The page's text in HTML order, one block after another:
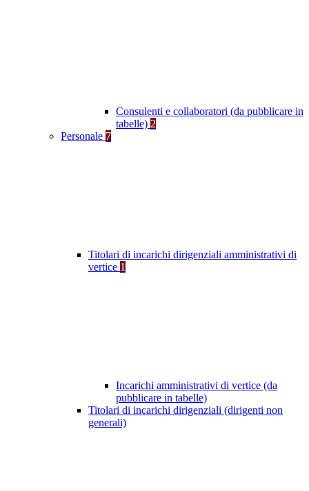
Consulenti e collaboratori (da pubblicare in
tabelle) 2
Personale 7
Titolari di incarichi dirigenziali amministrativi di
vertice 1
Incarichi amministrativi di vertice (da
pubblicare in tabelle)
Titolari di incarichi dirigenziali (dirigenti non
generali)